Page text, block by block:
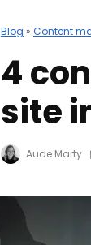
Blog » Content
4
site
Aude Marty